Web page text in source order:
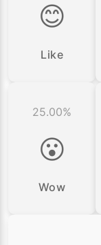
😊
Like
25.00%
😮
Wow